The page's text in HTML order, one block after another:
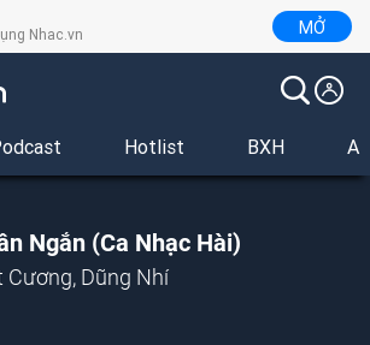
Nhac.vn MỞ
Hotlist BXH
Ngắn (Ca Nhạc Hài)
Cương, Dũng Nhí